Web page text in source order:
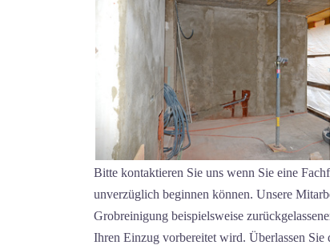
Bitte kontaktieren Sie uns wenn Sie eine
unverzüglich beginnen können. Unsere
Grobreinigung beispielsweise
Ihren Einzug vorbereitet wird. Überlassen